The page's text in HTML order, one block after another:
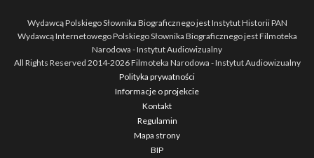
Wydawcą Polskiego Słownika Biograficznego jest Instytut Historii PAN
Wydawcą Internetowego Polskiego Słownika Biograficznego jest Filmoteka
Narodowa - Instytut Audiowizualny
All Rights Reserved 2014-2026Filmoteka Narodowa - Instytut Audiowizualny
Polityka prywatności
Informacje o projekcie
Kontakt
Regulamin
Mapa strony
BIP